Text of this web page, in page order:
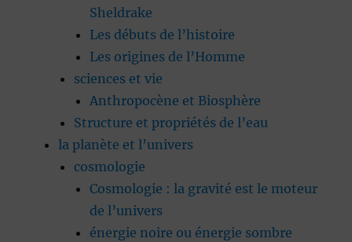
Sheldrake
Les débuts de l’histoire
Les origines de l’Homme
sciences et vie
Anthropocène et Biosphère
Structure et propriétés de l’eau
la planète et l’univers
cosmologie
Cosmologie : la gravité est le moteur
de l’univers
énergie noire ou énergie sombre